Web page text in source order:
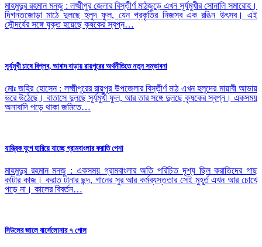
মাহমুদুর রহমান মনজু : লক্ষ্মীপুর জেলার বিস্তীর্ণ মাঠজুড়ে এখন সূর্যমুখীর সোনালি সমারোহ।
দিগন্তজোড়া মাঠে দুলছে হলুদ ফুল, যেন প্রকৃতির নিজস্ব এক রঙিন উৎসব। এই
সৌন্দর্যের সঙ্গে যুক্ত হয়েছে কৃষকের স্বপ্ন…
সূর্যমুখী চাষে বিপ্লব, আবাদ বাড়ায় রায়পুরের অর্থনীতিতে নতুন সম্ভাবনা
মোঃ জহির হোসেন : লক্ষ্মীপুরের রায়পুর উপজেলার বিস্তীর্ণ মাঠ এখন হলুদের মায়াবী আভায়
ভরে উঠেছে। বাতাসে দুলছে সূর্যমুখী ফুল, আর তার সঙ্গে দুলছে কৃষকের স্বপ্ন। একসময়
অনাবাদি পড়ে থাকা জমিতে…
যান্ত্রিক যুগে হারিয়ে যাচ্ছে গ্রামবাংলার করাতি পেশা
মাহমুদুর রহমান মনজু : একসময় গ্রামবাংলার অতি পরিচিত দৃশ্য ছিল করাতিদের গাছ
কাটার কাজ। করাত টানার ছন্দ, গানের সুর আর কর্মব্যস্ততার সেই মুহূর্ত এখন আর চোখে
পড়ে না। কালের বিবর্তন…
সিউলের জালে বার্সেলোনার ৭ গোল